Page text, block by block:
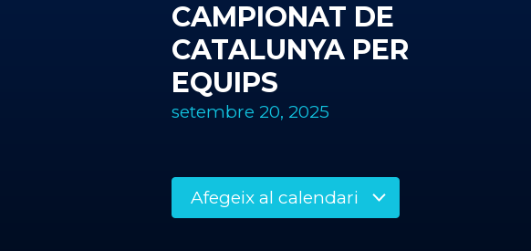
CAMPIONAT DE
CATALUNYA PER
EQUIPS
setembre 20, 2025
Afegeix al calendari